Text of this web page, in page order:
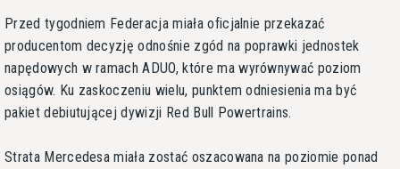
Przed tygodniem Federacja miała oficjalnie przekazać
producentom decyzję odnośnie zgód na poprawki jednostek
napędowych w ramach ADUO, które ma wyrównywać poziom
osiągów. Ku zaskoczeniu wielu, punktem odniesienia ma być
pakiet debiutującej dywizji Red Bull Powertrains.
Strata Mercedesa miała zostać oszacowana na poziomie ponad